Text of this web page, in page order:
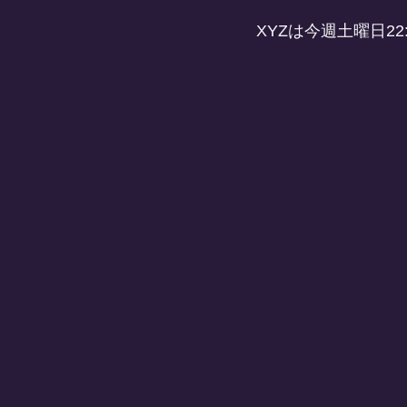
XYZは今週土曜日